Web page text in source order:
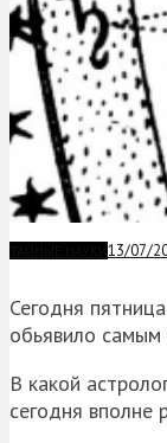
13/07/
Сегодня
обьявило
В какой
сегодня вполне